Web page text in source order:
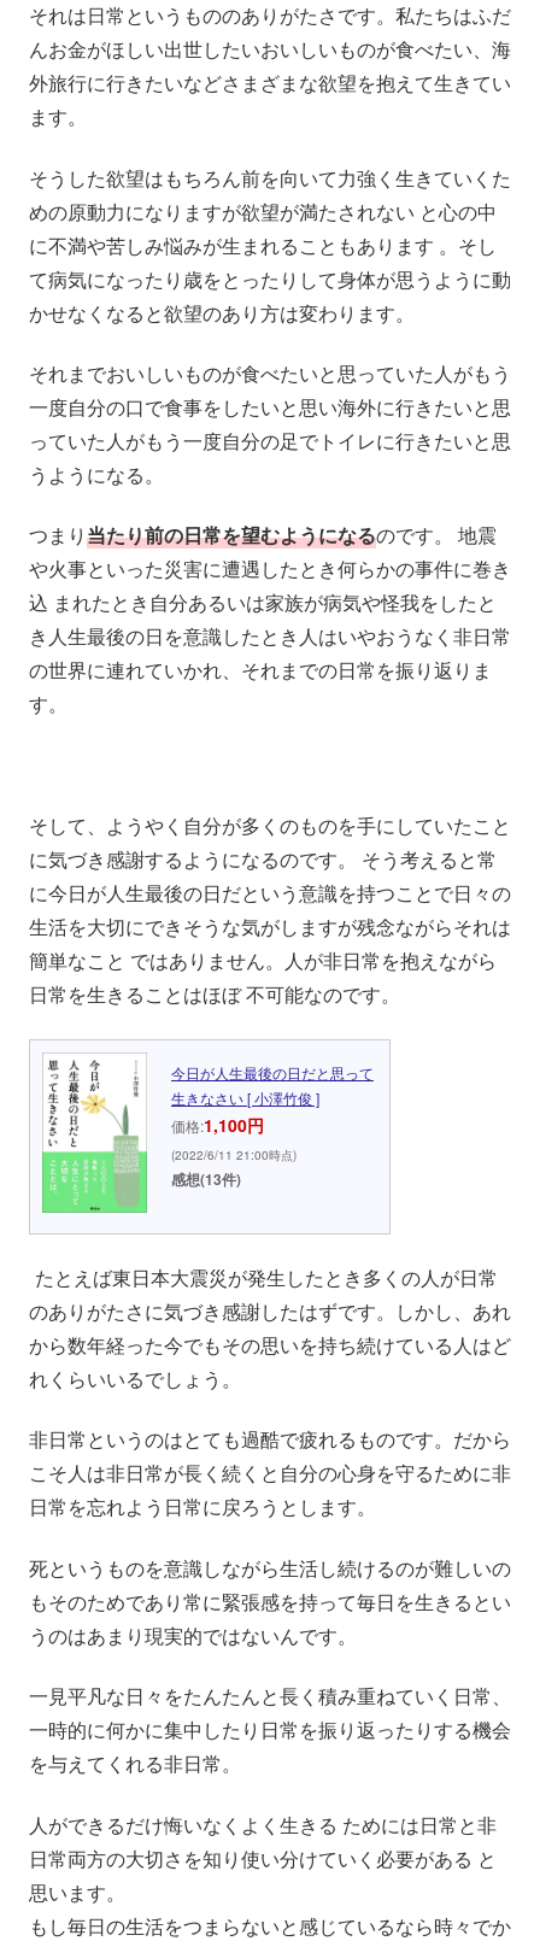
それは日常というもののありがたさです。私たちはふだ
んお金がほしい出世したいおいしいものが食べたい、海
外旅行に行きたいなどさまざまな欲望を抱えて生きてい
ます。
そうした欲望はもちろん前を向いて力強く生きていくた
めの原動力になりますが欲望が満たされない と心の中
に不満や苦しみ悩みが生まれることもあります 。そし
て病気になったり歳をとったりして身体が思うように動
かせなくなると欲望のあり方は変わります。
それまでおいしいものが食べたいと思っていた人がもう
一度自分の口で食事をしたいと思い海外に行きたいと思
っていた人がもう一度自分の足でトイレに行きたいと思
うようになる。
つまり当たり前の日常を望むようになるのです。 地震
や火事といった災害に遭遇したとき何らかの事件に巻き
込 まれたとき自分あるいは家族が病気や怪我をしたと
き人生最後の日を意識したとき人はいやおうなく非日常
の世界に連れていかれ、それまでの日常を振り返りま
す。
そして、ようやく自分が多くのものを手にしていたこと
に気づき感謝するようになるのです。 そう考えると常
に今日が人生最後の日だという意識を持つことで日々の
生活を大切にできそうな気がしますが残念ながらそれは
簡単なこと ではありません。人が非日常を抱えながら
日常を生きることはほぼ 不可能なのです。
今日が人生最後の日だと思って
生きなさい [ 小澤竹俊 ]
価格:1,100円
(2022/6/11 21:00時点)
感想(13件)
たとえば東日本大震災が発生したとき多くの人が日常
のありがたさに気づき感謝したはずです。しかし、あれ
から数年経った今でもその思いを持ち続けている人はど
れくらいいるでしょう。
非日常というのはとても過酷で疲れるものです。だから
こそ人は非日常が長く続くと自分の心身を守るために非
日常を忘れよう日常に戻ろうとします。
死というものを意識しながら生活し続けるのが難しいの
もそのためであり常に緊張感を持って毎日を生きるとい
うのはあまり現実的ではないんです。
一見平凡な日々をたんたんと長く積み重ねていく日常、
一時的に何かに集中したり日常を振り返ったりする機会
を与えてくれる非日常。
人ができるだけ悔いなくよく生きる ためには日常と非
日常両方の大切さを知り使い分けていく必要がある と
思います。
もし毎日の生活をつまらないと感じているなら時々でか